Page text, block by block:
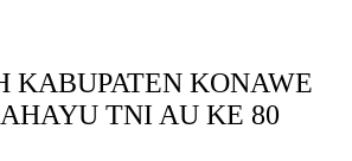
KABUPATEN KONAWE
TNI AU KE 80